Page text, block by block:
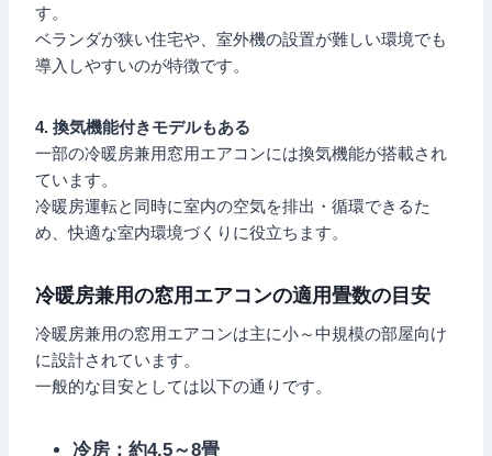
す。
ベランダが狭い住宅や、室外機の設置が難しい環境でも
導入しやすいのが特徴です。
4. 換気機能付きモデルもある
一部の冷暖房兼用窓用エアコンには換気機能が搭載され
ています。
冷暖房運転と同時に室内の空気を排出・循環できるた
め、快適な室内環境づくりに役立ちます。
冷暖房兼用の窓用エアコンの適用畳数の目安
冷暖房兼用の窓用エアコンは主に小～中規模の部屋向け
に設計されています。
一般的な目安としては以下の通りです。
冷房：約4.5～8畳